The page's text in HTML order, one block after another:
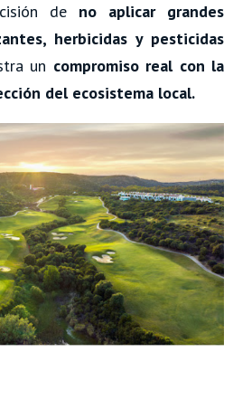
de no aplicar grandes
herbicidas y pesticidas
un compromiso real con la
del ecosistema local.